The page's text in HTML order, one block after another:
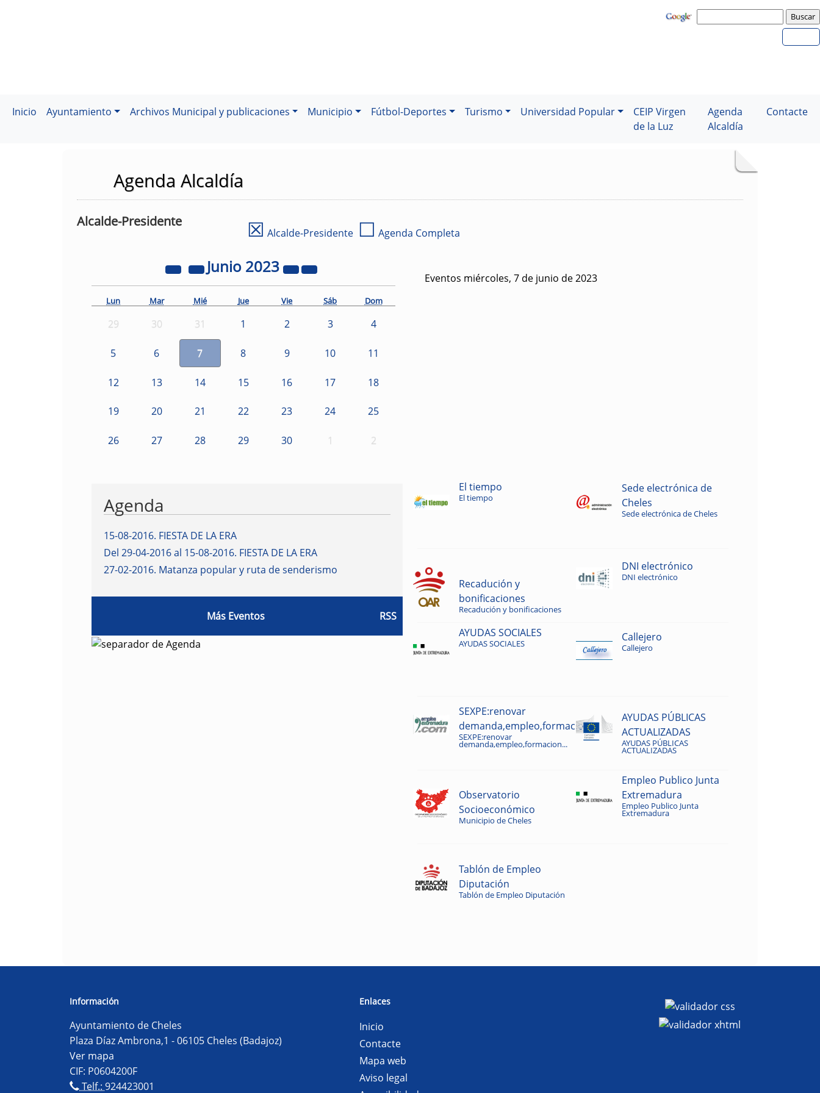
Inicio Ayuntamiento Archivos Municipal y publicaciones Municipio Fútbol-Deportes Turismo Universidad Popular
CEIP Virgen
de la Luz
Agenda
Alcaldía
Contacte
Agenda Alcaldía
Alcalde-Presidente ☒ Alcalde-Presidente ☐ Agenda Completa
Junio 2023
Lun Mar Mié Jue Vie Sáb Dom
29 30 31 1 2 3 4
5 6 7 8 9 10 11
12 13 14 15 16 17 18
19 20 21 22 23 24 25
26 27 28 29 30 1 2
Eventos miércoles, 7 de junio de 2023
Agenda
15-08-2016. FIESTA DE LA ERA
Del 29-04-2016 al 15-08-2016. FIESTA DE LA ERA
27-02-2016. Matanza popular y ruta de senderismo
Más Eventos RSS
El tiempo
El tiempo
Sede electrónica de
Cheles
Sede electrónica de Cheles
Recadución y
bonificaciones
Recadución y bonificaciones
DNI electrónico
DNI electrónico
AYUDAS SOCIALES
AYUDAS SOCIALES
Callejero
Callejero
SEXPE:renovar
demanda,empleo,formacion...
SEXPE:renovar
demanda,empleo,formacion...
AYUDAS PÚBLICAS
ACTUALIZADAS
AYUDAS PÚBLICAS
ACTUALIZADAS
Observatorio
Socioeconómico
Municipio de Cheles
Empleo Publico Junta
Extremadura
Empleo Publico Junta
Extremadura
Tablón de Empleo
Diputación
Tablón de Empleo Diputación
Información
Ayuntamiento de Cheles
Plaza Díaz Ambrona,1 - 06105 Cheles (Badajoz)
Ver mapa
CIF: P0604200F
Telf.:924423001
Enlaces
Inicio
Contacte
Mapa web
Aviso legal